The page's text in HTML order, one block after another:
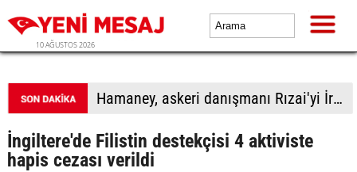
10 AĞUSTOS 2026
Hamaney, askeri danışmanı Rızai'yi İran Ulusal Güvenlik Yüksek Konseyi Genel Sekreteri olarak görevlendirdi
İngiltere'de Filistin destekçisi 4 aktiviste
hapis cezası verildi